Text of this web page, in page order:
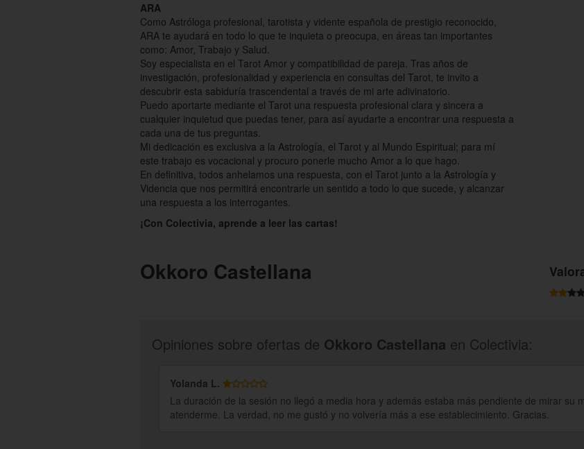
ARA
Como Astróloga profesional, tarotista y vidente española de prestigio reconocido,
ARA te ayudará en todo lo que te inquieta o preocupa, en áreas tan importantes
como: Amor, Trabajo y Salud.
Soy especialista en el Tarot Amor y compatibilidad de pareja. Tras años de
investigación, profesionalidad y experiencia en consultas del Tarot, te invito a
descubrir esta sabiduría trascendental a través de mi arte adivinatorio.
Puedo aportarte mediante el Tarot una respuesta profesional clara y sincera a
cualquier inquietud que puedas tener, para así ayudarte a encontrar una respuesta a
cada una de tus preguntas.
Mi dedicación es exclusiva a la Astrología, el Tarot y al Mundo Espiritual; para mí
este trabajo es vocacional y procuro ponerle mucho Amor a lo que hago.
En definitiva, todos anhelamos una respuesta, con el Tarot junto a la Astrología y
Videncia que nos permitirá encontrarle un sentido a todo lo que sucede, y alcanzar
una respuesta a los interrogantes.
¡Con Colectivia, aprende a leer las cartas!
Okkoro Castellana
Opiniones sobre ofertas de Okkoro Castellana en Colectivia:
Yolanda L.
La duración de la sesión no llegó a media hora y además estaba más pendiente de mirar su
atenderme. La verdad, no me gustó y no volvería más a ese establecimiento. Gracias.